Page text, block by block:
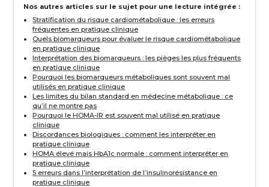
Nos autres articles sur le sujet pour une lecture intégrée :
Stratification du risque cardiométabolique : les erreurs
fréquentes en pratique clinique
Quels biomarqueurs pour évaluer le risque cardiométabolique
en pratique clinique
Interprétation des biomarqueurs : les pièges les plus fréquents
en pratique clinique
Pourquoi les biomarqueurs métaboliques sont souvent mal
utilisés en pratique clinique
Les limites du bilan standard en médecine métabolique : ce
qu’il ne montre pas
Pourquoi le HOMA-IR est souvent mal utilisé en pratique
clinique
Discordances biologiques : comment les interpréter en
pratique clinique
HOMA élevé mais HbA1c normale : comment interpréter en
pratique clinique
5 erreurs dans l’interprétation de l’insulinorésistance en
pratique clinique